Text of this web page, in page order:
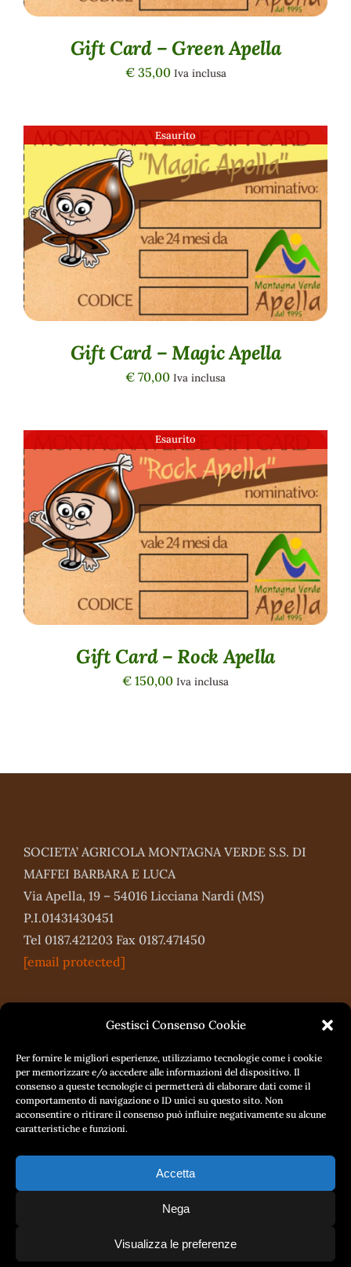
Gestisci Consenso Cookie
Per fornire le migliori esperienze, utilizziamo tecnologie come i cookie
per memorizzare e/o accedere alle informazioni del dispositivo. Il
consenso a queste tecnologie ci permetterà di elaborare dati come il
comportamento di navigazione o ID unici su questo sito. Non
acconsentire o ritirare il consenso può influire negativamente su alcune
caratteristiche e funzioni.
Accetta
Nega
Visualizza le preferenze
Gift Card – Green Apella
€35,00 Iva inclusa
Esaurito
DETTAGLI
Gift Card – Magic Apella
€ 70,00 Iva inclusa
Esaurito
DETTAGLI
Gift Card – Rock Apella
€ 150,00 Iva inclusa
SOCIETA’ AGRICOLA MONTAGNA VERDE S.S. DI
MAFFEI BARBARA E LUCA
Via Apella, 19 – 54016 Licciana Nardi (MS)
P.I.01431430451
Tel 0187.421203 Fax 0187.471450
[email protected]
Privacy Policy-